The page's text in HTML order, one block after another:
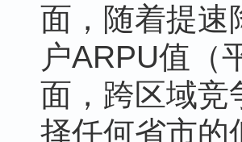
面，随着提速
户ARPU值（
面，跨区域竞
择任何省市的